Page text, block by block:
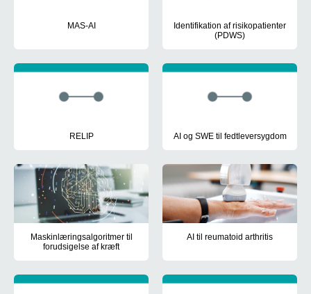
MAS-AI
Projektet udviklede modellen MAS-AI, som er en MTV-baseret
Identifikation af risikopatienter
(PDWS)
RELIP AI og SWE til fedtleversygdom
Maskinlæringsalgoritmer til
forudsigelse af kræft
AI til reumatoid arthritis